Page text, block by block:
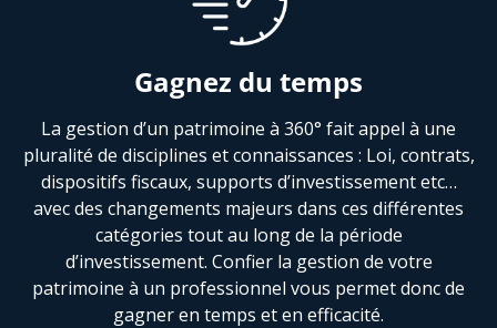
Gagnez du temps
La gestion d’un patrimoine à 360° fait appel à une
pluralité de disciplines et connaissances : Loi, contrats,
dispositifs fiscaux, supports d’investissement etc…
avec des changements majeurs dans ces différentes
catégories tout au long de la période
d’investissement. Confier la gestion de votre
patrimoine à un professionnel vous permet donc de
gagner en temps et en efficacité.